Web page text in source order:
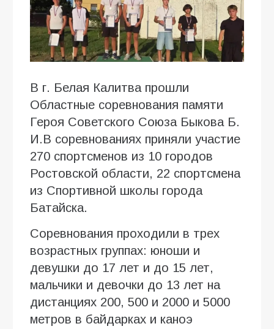
В г. Белая Калитва прошли
Областные соревнования памяти
Героя Советского Союза Быкова Б.
И.В соревнованиях приняли участие
270 спортсменов из 10 городов
Ростовской области, 22 спортсмена
из Спортивной школы города
Батайска.
Соревнования проходили в трех
возрастных группах: юноши и
девушки до 17 лет и до 15 лет,
мальчики и девочки до 13 лет на
дистанциях 200, 500 и 2000 и 5000
метров в байдарках и каноэ